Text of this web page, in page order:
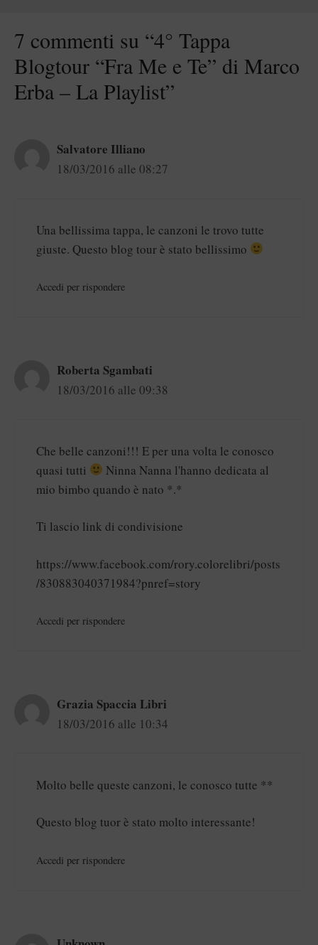
7 commenti su “4° Tappa
Blogtour “Fra Me e Te” di Marco
Erba – La Playlist”
Salvatore Illiano
18/03/2016 alle 08:27
Una bellissima tappa, le canzoni le trovo tutte
giuste. Questo blog tour è stato bellissimo
Accedi per rispondere
Roberta Sgambati
18/03/2016 alle 09:38
Che belle canzoni!!! E per una volta le conosco
quasi tutti
Ninna Nanna l'hanno dedicata al
mio bimbo quando è nato *.*
Ti lascio link di condivisione
https://www.facebook.com/rory.colorelibri/posts
/830883040371984?pnref=story
Accedi per rispondere
Grazia Spaccia Libri
18/03/2016 alle 10:34
Molto belle queste canzoni, le conosco tutte **
Questo blog tuor è stato molto interessante!
Accedi per rispondere